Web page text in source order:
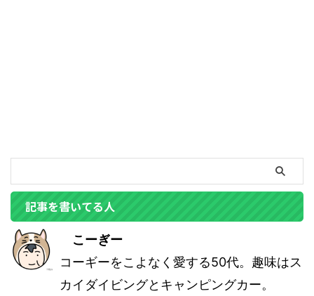
記事を書いてる人
こーぎー
コーギーをこよなく愛する50代。趣味はス
カイダイビングとキャンピングカー。